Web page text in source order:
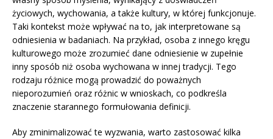
życiowych, wychowania, a także kultury, w której funkcjonuje.
Taki kontekst może wpływać na to, jak interpretowane są
odniesienia w badaniach. Na przykład, osoba z innego kręgu
kulturowego może zrozumieć dane odniesienie w zupełnie
inny sposób niż osoba wychowana w innej tradycji. Tego
rodzaju różnice mogą prowadzić do poważnych
nieporozumień oraz różnic w wnioskach, co podkreśla
znaczenie starannego formułowania definicji.
Aby zminimalizować te wyzwania, warto zastosować kilka